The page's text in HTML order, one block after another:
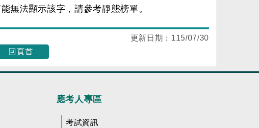
無法顯示該字，請參考靜態榜單。
更新日期： 115/07/30
回頁首
應考人專區
考試資訊